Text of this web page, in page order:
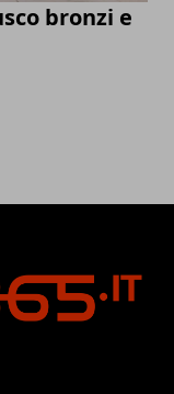
bronzi e